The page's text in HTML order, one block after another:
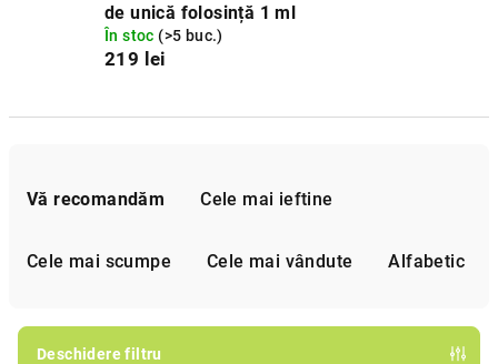
de unică folosință 1 ml
În stoc (>5 buc.)
219 lei
Vă recomandăm Cele mai ieftine
Cele mai scumpe Cele mai vândute Alfabetic
Deschidere filtru